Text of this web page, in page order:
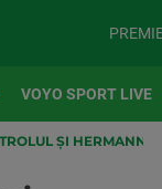
VOYO SPORT LIVE
ȘI